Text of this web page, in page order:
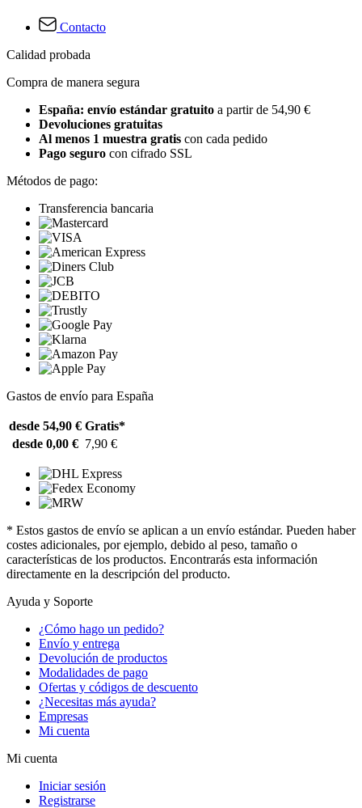
Contacto
Calidad probada
Compra de manera segura
España: envío estándar gratuito a partir de 54,90 €
Devoluciones gratuitas
Al menos 1 muestra gratis con cada pedido
Pago seguro con cifrado SSL
Métodos de pago:
Transferencia bancaria
Gastos de envío para España
desde 54,90 € Gratis*
desde 0,00 € 7,90 €
* Estos gastos de envío se aplican a un envío estándar. Pueden haber
costes adicionales, por ejemplo, debido al peso, tamaño o
características de los productos. Encontrarás esta información
directamente en la descripción del producto.
Ayuda y Soporte
¿Cómo hago un pedido?
Envío y entrega
Devolución de productos
Modalidades de pago
Ofertas y códigos de descuento
¿Necesitas más ayuda?
Empresas
Mi cuenta
Mi cuenta
Iniciar sesión
Registrarse